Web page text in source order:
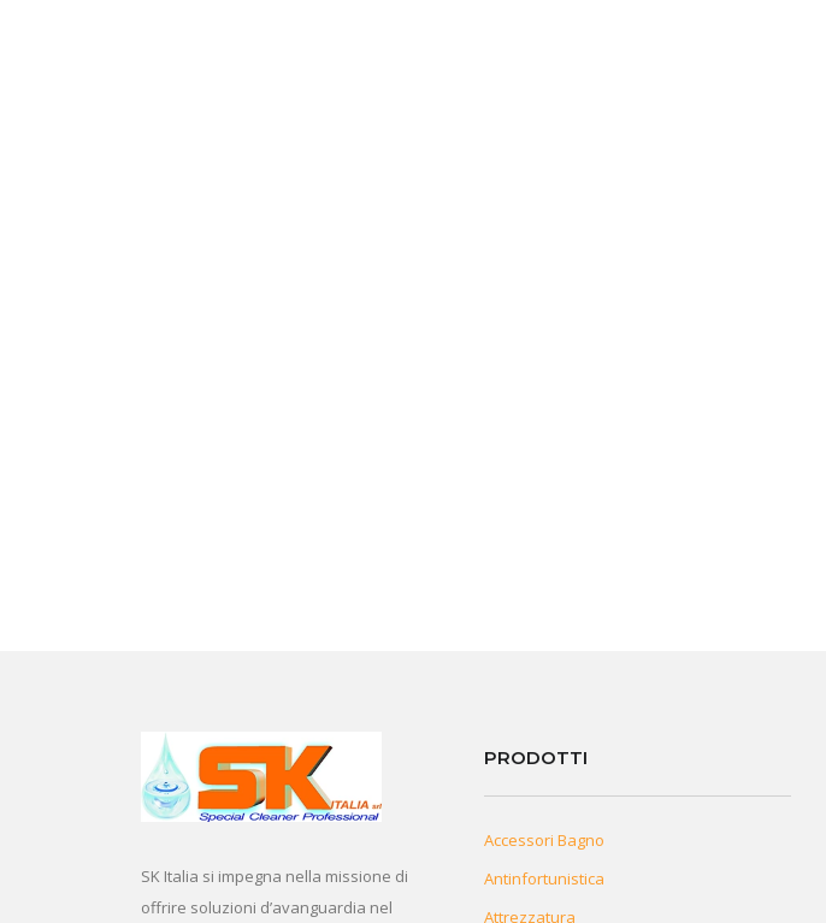
SK Italia si impegna nella missione di
offrire soluzioni d’avanguardia nel
PRODOTTI
Accessori Bagno
Antinfortunistica
Attrezzatura